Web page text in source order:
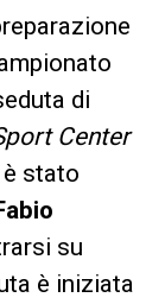
di
Center
stato
su
è iniziata